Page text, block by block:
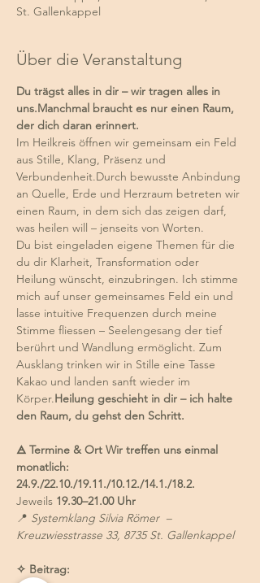
St. Gallenkappel
Über die Veranstaltung
Du trägst alles in dir – wir tragen alles in
uns.Manchmal braucht es nur einen Raum,
der dich daran erinnert.
Im Heilkreis öffnen wir gemeinsam ein Feld
aus Stille, Klang, Präsenz und
Verbundenheit.Durch bewusste Anbindung
an Quelle, Erde und Herzraum betreten wir
einen Raum, in dem sich das zeigen darf,
was heilen will – jenseits von Worten.
Du bist eingeladen eigene Themen für die
du dir Klarheit, Transformation oder
Heilung wünscht, einzubringen. Ich stimme
mich auf unser gemeinsames Feld ein und
lasse intuitive Frequenzen durch meine
Stimme fliessen – Seelengesang der tief
berührt und Wandlung ermöglicht. Zum
Ausklang trinken wir in Stille eine Tasse
Kakao und landen sanft wieder im
Körper.Heilung geschieht in dir – ich halte
den Raum, du gehst den Schritt.
🜁 Termine & Ort Wir treffen uns einmal
monatlich:
24.9./22.10./19.11./10.12./14.1./18.2.
Jeweils 19.30–21.00 Uhr
📍 Systemklang Silvia Römer  –
Kreuzwiesstrasse 33, 8735 St. Gallenkappel
✧ Beitrag: